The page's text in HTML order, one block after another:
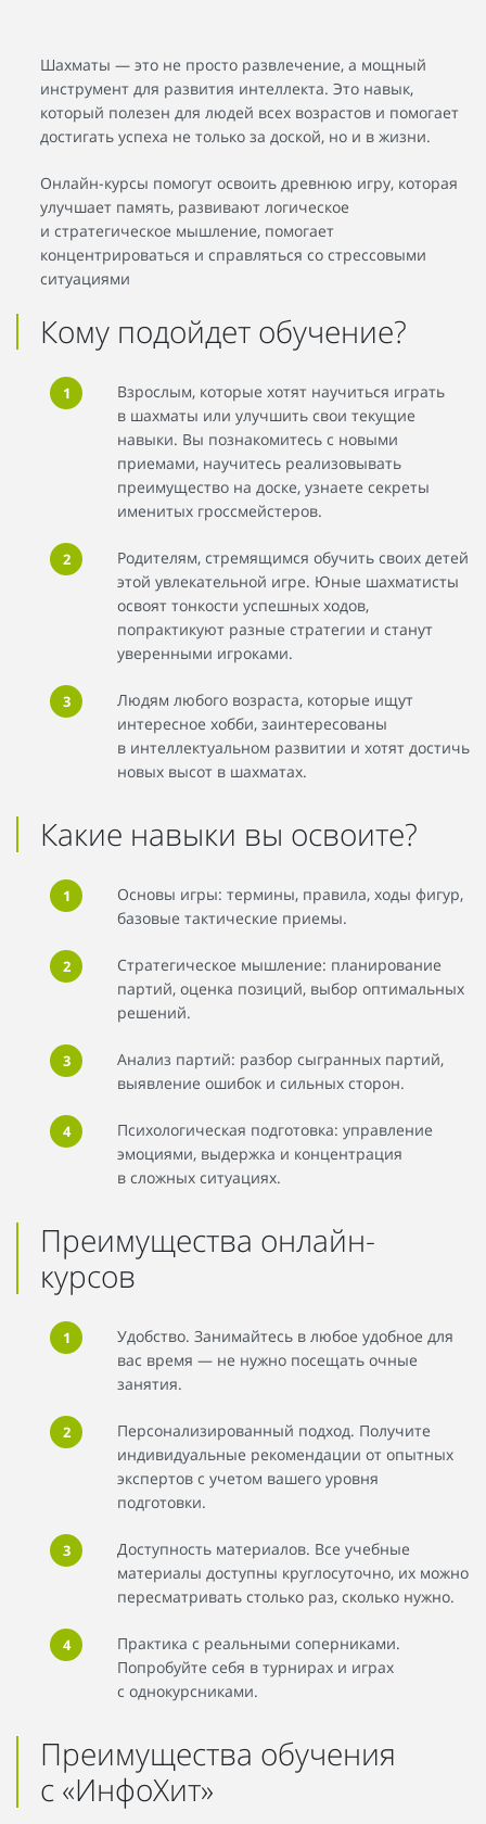
Шахматы — это не просто развлечение, а мощный
инструмент для развития интеллекта. Это навык,
который полезен для людей всех возрастов и помогает
достигать успеха не только за доской, но и в жизни.
Онлайн-курсы помогут освоить древнюю игру, которая
улучшает память, развивают логическое
и стратегическое мышление, помогает
концентрироваться и справляться со стрессовыми
ситуациями
Кому подойдет обучение?
Взрослым, которые хотят научиться играть
в шахматы или улучшить свои текущие
навыки. Вы познакомитесь с новыми
приемами, научитесь реализовывать
преимущество на доске, узнаете секреты
именитых гроссмейстеров.
Родителям, стремящимся обучить своих детей
этой увлекательной игре. Юные шахматисты
освоят тонкости успешных ходов,
попрактикуют разные стратегии и станут
уверенными игроками.
Людям любого возраста, которые ищут
интересное хобби, заинтересованы
в интеллектуальном развитии и хотят достичь
новых высот в шахматах.
Какие навыки вы освоите?
Основы игры: термины, правила, ходы фигур,
базовые тактические приемы.
Стратегическое мышление: планирование
партий, оценка позиций, выбор оптимальных
решений.
Анализ партий: разбор сыгранных партий,
выявление ошибок и сильных сторон.
Психологическая подготовка: управление
эмоциями, выдержка и концентрация
в сложных ситуациях.
Преимущества онлайн-
курсов
Удобство. Занимайтесь в любое удобное для
вас время — не нужно посещать очные
занятия.
Персонализированный подход. Получите
индивидуальные рекомендации от опытных
экспертов с учетом вашего уровня
подготовки.
Доступность материалов. Все учебные
материалы доступны круглосуточно, их можно
пересматривать столько раз, сколько нужно.
Практика с реальными соперниками.
Попробуйте себя в турнирах и играх
с однокурсниками.
Преимущества обучения
с «ИнфоХит»